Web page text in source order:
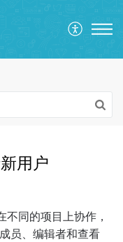
用户
不同的项目上协作，
员、编辑者和查看